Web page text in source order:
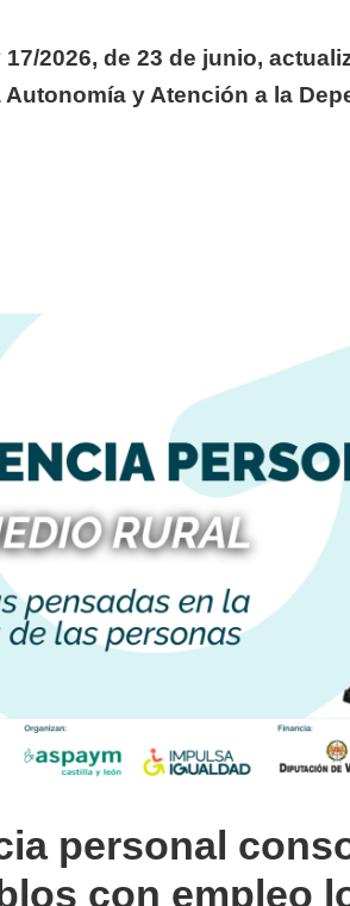
17/2026, de 23 de junio,
Autonomía y Atención a la
paso firme para consolidar el
personal
con empleo